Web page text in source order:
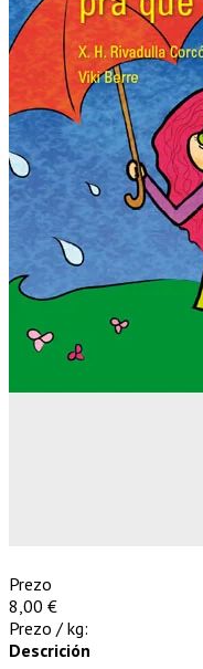
Prezo
8,00 €
Prezo / kg:
Descrición